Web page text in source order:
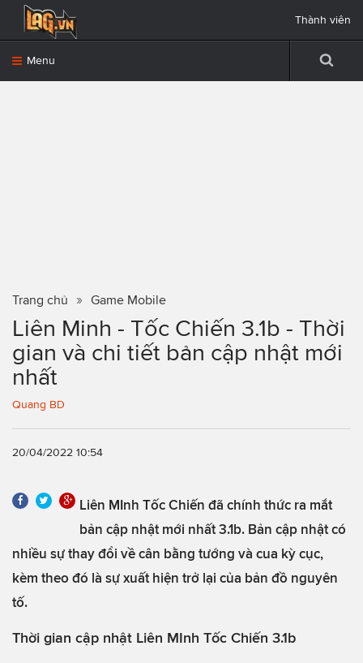
Menu
Thành viên
Trang chủ Game Mobile
Liên Minh - Tốc Chiến 3.1b - Thời
gian và chi tiết bản cập nhật mới
nhất
Quang BD
20/04/2022 10:54
Liên MInh Tốc Chiến đã chính thức ra mắt
bản cập nhật mới nhất 3.1b. Bản cập nhật có
nhiều sự thay đổi về cân bằng tướng và cua kỳ cục,
kèm theo đó là sự xuất hiện trở lại của bản đồ nguyên
tố.
Thời gian cập nhật Liên MInh Tốc Chiến 3.1b